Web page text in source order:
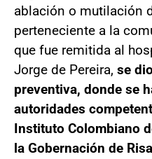
ablación o mutilación
perteneciente a la
que fue remitida al
Jorge de Pereira, se
preventiva, donde se
autoridades
Instituto Colombiano
la Gobernación de